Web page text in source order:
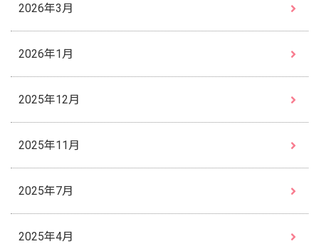
2026年3月
2026年1月
2025年12月
2025年11月
2025年7月
2025年4月